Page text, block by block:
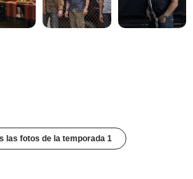
las fotos de la temporada 1